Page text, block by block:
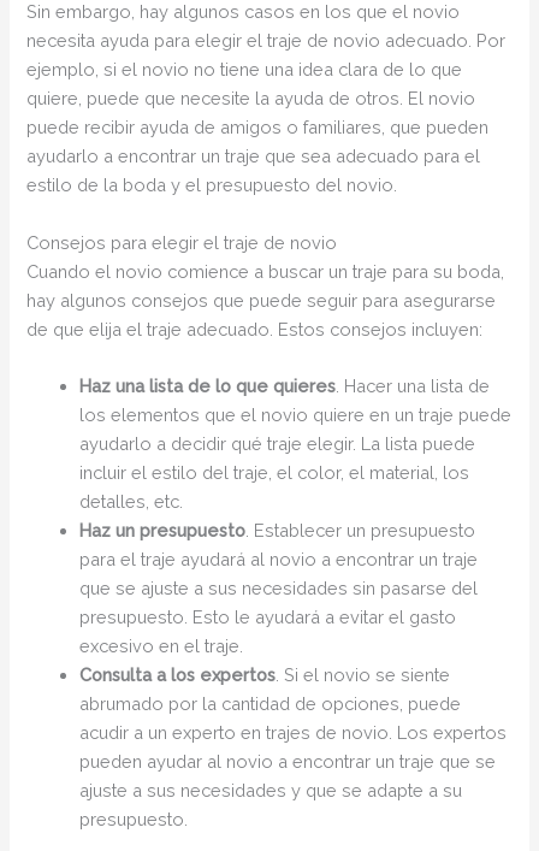
Sin embargo, hay algunos casos en los que el novio
necesita ayuda para elegir el traje de novio adecuado. Por
ejemplo, si el novio no tiene una idea clara de lo que
quiere, puede que necesite la ayuda de otros. El novio
puede recibir ayuda de amigos o familiares, que pueden
ayudarlo a encontrar un traje que sea adecuado para el
estilo de la boda y el presupuesto del novio.
Consejos para elegir el traje de novio
Cuando el novio comience a buscar un traje para su boda,
hay algunos consejos que puede seguir para asegurarse
de que elija el traje adecuado. Estos consejos incluyen:
Haz una lista de lo que quieres . Hacer una lista de
los elementos que el novio quiere en un traje puede
ayudarlo a decidir qué traje elegir. La lista puede
incluir el estilo del traje, el color, el material, los
detalles, etc.
Haz un presupuesto . Establecer un presupuesto
para el traje ayudará al novio a encontrar un traje
que se ajuste a sus necesidades sin pasarse del
presupuesto. Esto le ayudará a evitar el gasto
excesivo en el traje.
Consulta a los expertos . Si el novio se siente
abrumado por la cantidad de opciones, puede
acudir a un experto en trajes de novio. Los expertos
pueden ayudar al novio a encontrar un traje que se
ajuste a sus necesidades y que se adapte a su
presupuesto.